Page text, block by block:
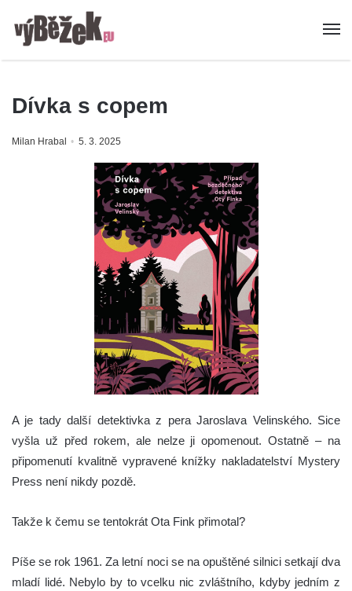
Dívka s copem
Milan Hrabal 5. 3. 2025
A je tady další detektivka z pera Jaroslava Velinského. Sice
vyšla už před rokem, ale nelze ji opomenout. Ostatně – na
připomenutí kvalitně vypravené knížky nakladatelství Mystery
Press není nikdy pozdě.
Takže k čemu se tentokrát Ota Fink přimotal?
Píše se rok 1961. Za letní noci se na opuštěné silnici setkají dva
mladí lidé. Nebylo by to vcelku nic zvláštního, kdyby jedním z